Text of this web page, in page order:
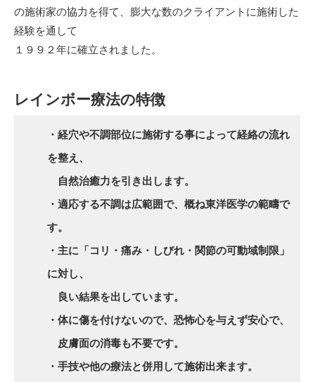
の施術家の協力を得て、膨大な数のクライアントに施術した
経験を通して
１９９２年に確立されました。
レインボー療法の特徴
・経穴や不調部位に施術する事によって経絡の流れ
を整え、
自然治癒力を引き出します。
・適応する不調は広範囲で、概ね東洋医学の範疇で
す。
・主に「コリ・痛み・しびれ・関節の可動域制限」
に対し、
良い結果を出しています。
・体に傷を付けないので、恐怖心を与えず安心で、
皮膚面の消毒も不要です。
・手技や他の療法と併用して施術出来ます。